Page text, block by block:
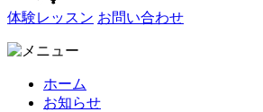
体験レッスン お問い合わせ
ホーム
お知らせ